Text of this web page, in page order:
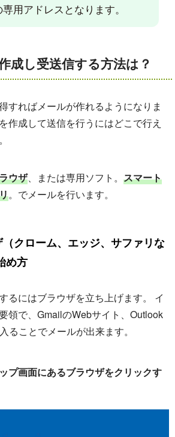
用アドレスとなります。
成し受送信する方法は？
すればメールが作れるようになりま
作成して送信を行うにはどこで行え
ウザ、または専用ソフト。 スマート
。でメールを行います。
（クローム、エッジ、サファリな
め方
るにはブラウザを立ち上げます。 イ
領で、GmailのWebサイト、Outlook
ることでメールが出来ます。
プ画面にあるブラウザをクリックす